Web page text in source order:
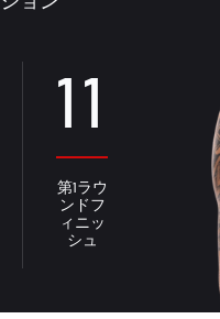
11
第1ラウ
ンドフ
ィニッ
シュ